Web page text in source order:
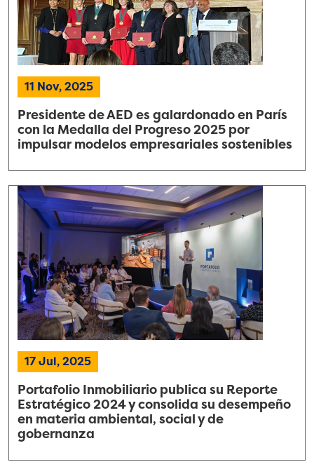
11 Nov, 2025
Presidente de AED es galardonado en París
con la Medalla del Progreso 2025 por
impulsar modelos empresariales sostenibles
17 Jul, 2025
Portafolio Inmobiliario publica su Reporte
Estratégico 2024 y consolida su desempeño
en materia ambiental, social y de
gobernanza